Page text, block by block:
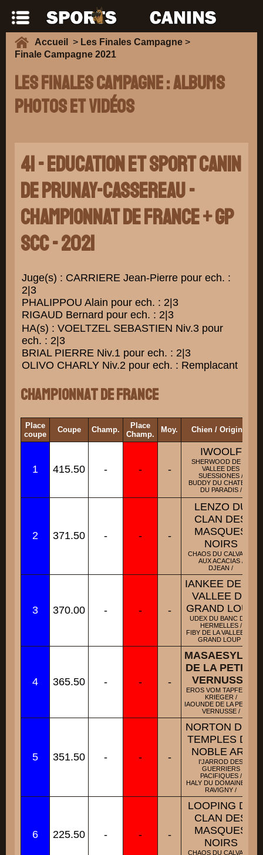
Accueil > Les Finales Campagne >
Finale Campagne 2021
Les Finales Campagne : Albums
photos et vidéos
41 - EDUCATION ET SPORT CANIN
DE PRUNAY-CASSEREAU -
Championnat de France + GP
SCC - 2021
Juge(s) : CARRIERE Jean-Pierre pour ech. :
2|3
PHALIPPOU Alain pour ech. : 2|3
RIGAUD Bernard pour ech. : 2|3
HA(s) : VOELTZEL SEBASTIEN Niv.3 pour
ech. : 2|3
BRIAL PIERRE Niv.1 pour ech. : 2|3
OLIVO CHARLY Niv.2 pour ech. : Remplacant
Championnat de France
Place
coupe
Coupe Champ.
Place
Champ.
Moy. Chien / Origines
1 415.50 - - -
IWOOLF
SHERWOOD DE LA
VALLEE DES
SUESSIONES /
BUDDY DU CHATEAU
DU PARADIS /
2 371.50 - - -
LENZO DU
CLAN DES
MASQUES
NOIRS
CHAOS DU CALVAIRE
AUX ACACIAS /
DJEAN /
3 370.00 - - -
IANKEE DE LA
VALLEE DU
GRAND LOUP
UDEX DU BANC DES
HERMELLES /
FIBY DE LA VALLEE DU
GRAND LOUP /
4 365.50 - - -
MASAESYLES
DE LA PETITE
VERNUSSE
EROS VOM TAPFEREN
KRIEGER /
IAOUNDE DE LA PETITE
VERNUSSE /
5 351.50 - - -
NORTON DES
TEMPLES DU
NOBLE ART
I'JARROD DES
GUERRIERS
PACIFIQUES /
HALY DU DOMAINE DE
RAVIGNY /
6 225.50 - - -
LOOPING DU
CLAN DES
MASQUES
NOIRS
CHAOS DU CALVAIRE